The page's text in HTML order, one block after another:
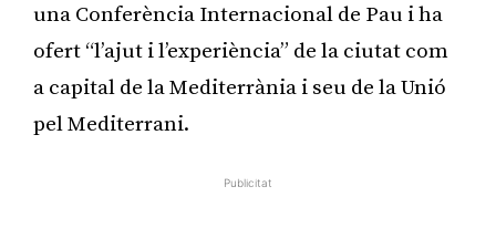
una Conferència Internacional de Pau i ha
ofert “l’ajut i l’experiència” de la ciutat com
a capital de la Mediterrània i seu de la Unió
pel Mediterrani.
Publicitat